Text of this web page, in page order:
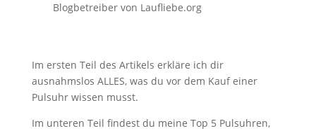
Blogbetreiber von Laufliebe.org
Im ersten Teil des Artikels erkläre ich dir
ausnahmslos ALLES, was du vor dem Kauf einer
Pulsuhr wissen musst.
Im unteren Teil findest du meine Top 5 Pulsuhren,